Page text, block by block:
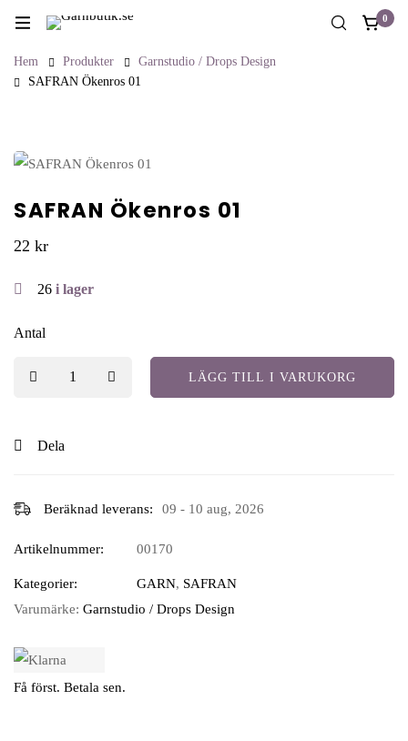
0
Hem Produkter
Garnstudio / Drops Design
SAFRAN Ökenros 01
SAFRAN Ökenros 01
22 kr
26 i lager
Antal
LÄGG TILL I VARUKORG
Dela
Beräknad leverans: 09 - 10 aug, 2026
Artikelnummer: 00170
Kategorier: GARN, SAFRAN
Varumärke: Garnstudio / Drops Design
Få först. Betala sen.